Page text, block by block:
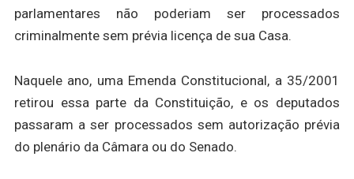
parlamentares não poderiam ser processados
criminalmente sem prévia licença de sua Casa.
Naquele ano, uma Emenda Constitucional, a 35/2001
retirou essa parte da Constituição, e os deputados
passaram a ser processados sem autorização prévia
do plenário da Câmara ou do Senado.